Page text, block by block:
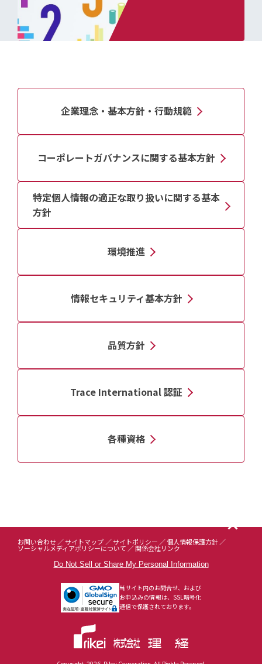
企業理念・基本方針・行動規範
コーポレートガバナンスに関する基本方針
特定個人情報の適正な取り扱いに関する基本
方針
環境推進
情報セキュリティ基本方針
品質方針
Trace International 認証
各種資格
お問い合わせ サイトマップ サイトポリシー 個人情報保護方針
ソーシャルメディアポリシーについて 関係会社リンク
Do Not Sell or Share My Personal Information
当サイト内のお問合せ、および
お申込みの情報は、SSL暗号化
通信で保護されております。